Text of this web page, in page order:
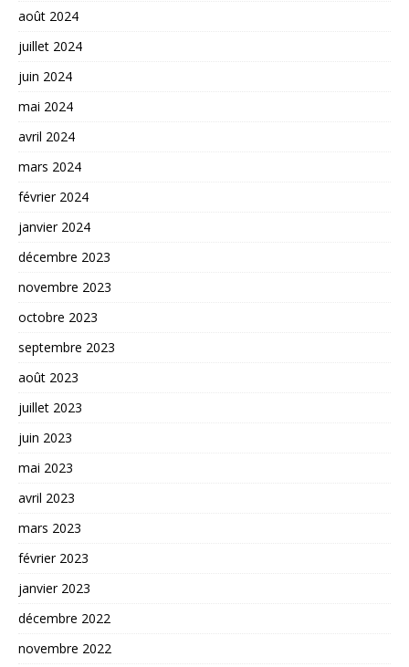
août 2024
juillet 2024
juin 2024
mai 2024
avril 2024
mars 2024
février 2024
janvier 2024
décembre 2023
novembre 2023
octobre 2023
septembre 2023
août 2023
juillet 2023
juin 2023
mai 2023
avril 2023
mars 2023
février 2023
janvier 2023
décembre 2022
novembre 2022